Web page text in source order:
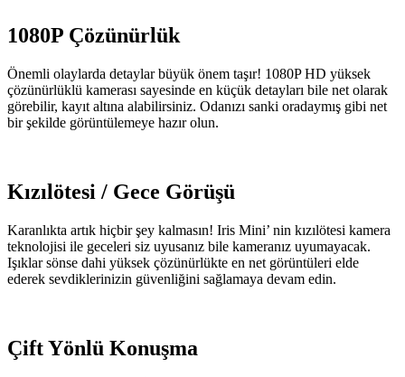
1080P Çözünürlük
Önemli olaylarda detaylar büyük önem taşır! 1080P HD yüksek
çözünürlüklü kamerası sayesinde en küçük detayları bile net olarak
görebilir, kayıt altına alabilirsiniz. Odanızı sanki oradaymış gibi net
bir şekilde görüntülemeye hazır olun.
Kızılötesi / Gece Görüşü
Karanlıkta artık hiçbir şey kalmasın! Iris Mini’ nin kızılötesi kamera
teknolojisi ile geceleri siz uyusanız bile kameranız uyumayacak.
Işıklar sönse dahi yüksek çözünürlükte en net görüntüleri elde
ederek sevdiklerinizin güvenliğini sağlamaya devam edin.
Çift Yönlü Konuşma